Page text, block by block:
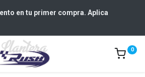
en tu primer compra. Aplica
0